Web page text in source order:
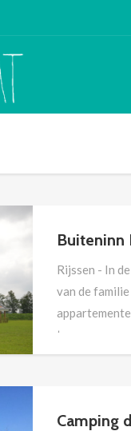
Buiteninn
Rijssen - In
van de
Camping